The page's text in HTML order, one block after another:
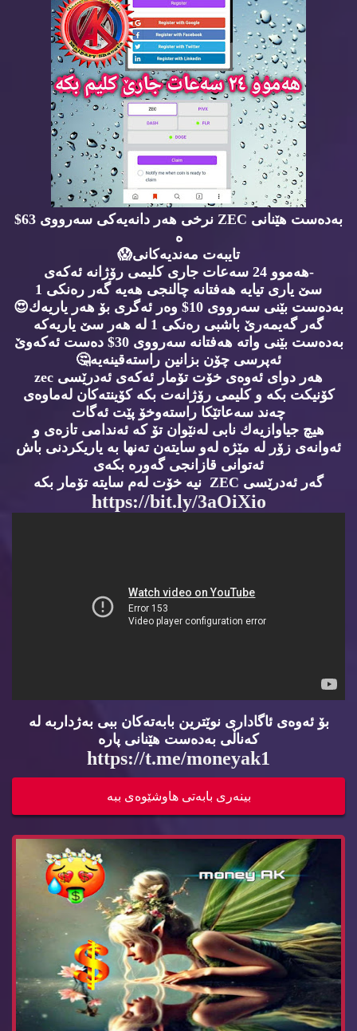
به‌ده‌ست هێنانی ZEC نرخی هه‌ر دانه‌یه‌كی سه‌رووی 63$
ه‌
تایبه‌ت مه‌ندیه‌كانی😱
-هه‌موو 24 سه‌عات جاری كلیمی رۆژانه‌ ئه‌كه‌ی
سێ یاری تیایه‌ هه‌فتانه‌ چالنجی هه‌یه‌ گه‌ر ره‌نكی 1
به‌ده‌ست بێنی سه‌رووی 10$ وه‌ر ئه‌گری بۆ هه‌ر یاریه‌ك😍
گه‌ر گه‌یمه‌رێ باشبی ره‌نكی 1 له‌ هه‌ر سێ یاریه‌كه‌
به‌ده‌ست بێنی واته‌ هه‌فتانه‌ سه‌رووی 30$ ده‌ست ئه‌كه‌وێ
ئه‌پرسی چۆن بزانین راسته‌قینه‌یه‌🤔
هه‌ر دوای ئه‌وه‌ی خۆت تۆمار ئه‌كه‌ی ئه‌درێسی zec
كۆنیكت بكه‌ و كلیمی رۆژانه‌ت بكه‌ كۆینته‌كان له‌ماوه‌ی
چه‌ند سه‌عاتێكا راسته‌وخۆ پێت ئه‌گات
هیچ جیاوازیه‌ك نابی له‌نێوان تۆ كه‌ ئه‌ندامی تازه‌ی و
ئه‌وانه‌ی زۆر له‌ مێژه‌ له‌و سایته‌ن ته‌نها به‌ یاریكردنی باش
ئه‌توانی قازانجی گه‌وره‌ بكه‌ی
گه‌ر ئه‌درێسی ZEC نیه‌ خۆت له‌م سایته‌ تۆمار بكه‌
https://bit.ly/3aOiXio
بۆ ئه‌وه‌ی ئاگاداری نوێترین بابه‌ته‌كان ببی به‌ژداربه‌ له‌
كه‌ناڵی به‌ده‌ست هێنانی پاره‌
https://t.me/moneyak1
بینه‌ری بابه‌تی هاوشێوه‌ی ببه‌
⭐️ ئێستا دەستکەوتنی پارە لە ڕێگەی مۆبایلەوە زۆر...